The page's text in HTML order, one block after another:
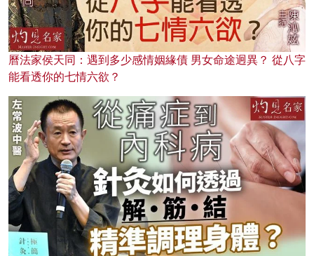
曆法家侯天同：遇到多少感情姻緣債 男女命途迥異？ 從八字
能看透你的七情六欲？